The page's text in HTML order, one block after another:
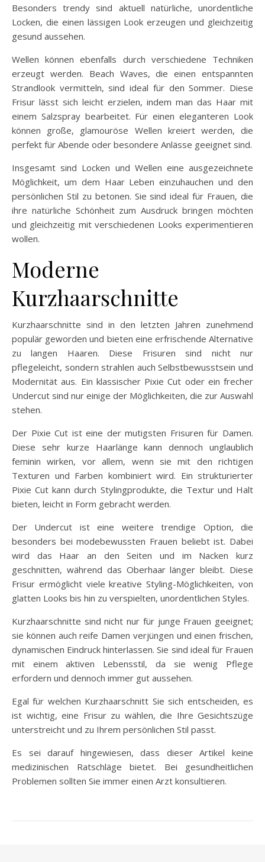
Besonders trendy sind aktuell natürliche, unordentliche
Locken, die einen lässigen Look erzeugen und gleichzeitig
gesund aussehen.
Wellen können ebenfalls durch verschiedene Techniken
erzeugt werden. Beach Waves, die einen entspannten
Strandlook vermitteln, sind ideal für den Sommer. Diese
Frisur lässt sich leicht erzielen, indem man das Haar mit
einem Salzspray bearbeitet. Für einen eleganteren Look
können große, glamouröse Wellen kreiert werden, die
perfekt für Abende oder besondere Anlässe geeignet sind.
Insgesamt sind Locken und Wellen eine ausgezeichnete
Möglichkeit, um dem Haar Leben einzuhauchen und den
persönlichen Stil zu betonen. Sie sind ideal für Frauen, die
ihre natürliche Schönheit zum Ausdruck bringen möchten
und gleichzeitig mit verschiedenen Looks experimentieren
wollen.
Moderne
Kurzhaarschnitte
Kurzhaarschnitte sind in den letzten Jahren zunehmend
populär geworden und bieten eine erfrischende Alternative
zu langen Haaren. Diese Frisuren sind nicht nur
pflegeleicht, sondern strahlen auch Selbstbewusstsein und
Modernität aus. Ein klassischer Pixie Cut oder ein frecher
Undercut sind nur einige der Möglichkeiten, die zur Auswahl
stehen.
Der Pixie Cut ist eine der mutigsten Frisuren für Damen.
Diese sehr kurze Haarlänge kann dennoch unglaublich
feminin wirken, vor allem, wenn sie mit den richtigen
Texturen und Farben kombiniert wird. Ein strukturierter
Pixie Cut kann durch Stylingprodukte, die Textur und Halt
bieten, leicht in Form gebracht werden.
Der Undercut ist eine weitere trendige Option, die
besonders bei modebewussten Frauen beliebt ist. Dabei
wird das Haar an den Seiten und im Nacken kurz
geschnitten, während das Oberhaar länger bleibt. Diese
Frisur ermöglicht viele kreative Styling-Möglichkeiten, von
glatten Looks bis hin zu verspielten, unordentlichen Styles.
Kurzhaarschnitte sind nicht nur für junge Frauen geeignet;
sie können auch reife Damen verjüngen und einen frischen,
dynamischen Eindruck hinterlassen. Sie sind ideal für Frauen
mit einem aktiven Lebensstil, da sie wenig Pflege
erfordern und dennoch immer gut aussehen.
Egal für welchen Kurzhaarschnitt Sie sich entscheiden, es
ist wichtig, eine Frisur zu wählen, die Ihre Gesichtszüge
unterstreicht und zu Ihrem persönlichen Stil passt.
Es sei darauf hingewiesen, dass dieser Artikel keine
medizinischen Ratschläge bietet. Bei gesundheitlichen
Problemen sollten Sie immer einen Arzt konsultieren.